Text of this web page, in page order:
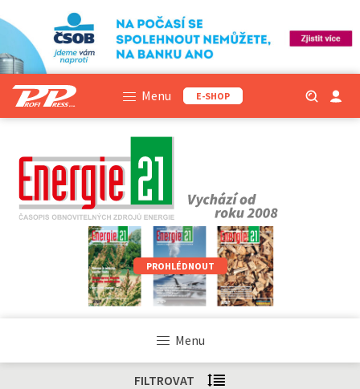
Menu E-SHOP
PROHLÉDNOUT
Menu
FILTROVAT